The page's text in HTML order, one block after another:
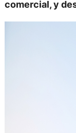
comercial, y